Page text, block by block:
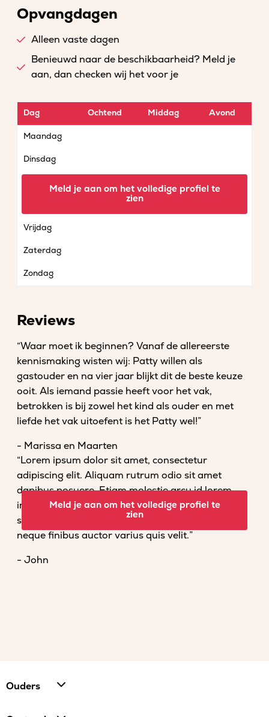
Opvangdagen
Alleen vaste dagen
Benieuwd naar de beschikbaarheid? Meld je
aan, dan checken wij het voor je
Dag Ochtend Middag Avond
Maandag
Dinsdag
Vrijdag
Zaterdag
Zondag
Meld je aan om het volledige profiel te
zien
Reviews
“Waar moet ik beginnen? Vanaf de allereerste
kennismaking wisten wij: Patty willen als
gastouder en na vier jaar blijkt dit de beste keuze
ooit. Als iemand passie heeft voor het vak,
betrokken is bij zowel het kind als ouder en met
liefde het vak uitoefent is het Patty wel!”
- Marissa en Maarten
“Lorem ipsum dolor sit amet, consectetur
adipiscing elit. Aliquam rutrum odio sit amet
dapibus posuere. Etiam molestie arcu id lorem
imperdiet convallis. Fusce venenatis nisl nec dolor
scelerisque tempor. Vestibulum et magna vel
neque finibus auctor varius quis velit.”
- John
Meld je aan om het volledige profiel te
zien
Ouders